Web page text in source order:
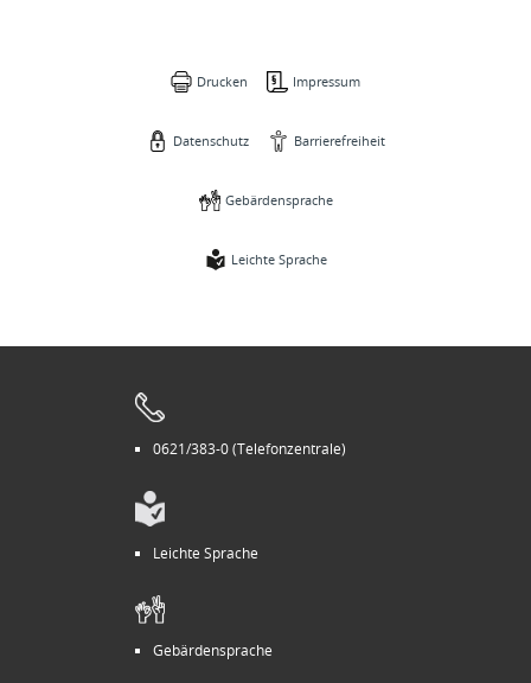
Drucken Impressum
Datenschutz Barrierefreiheit
Gebärdensprache
Leichte Sprache
0621/383-0 (Telefonzentrale)
Leichte Sprache
Gebärdensprache